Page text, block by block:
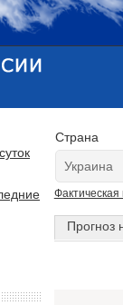
Страна
Фактическая
Прогноз